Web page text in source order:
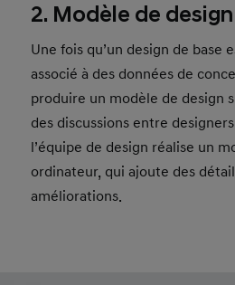
2. Modèle de
Une fois qu’un design de base
associé à des données de
produire un modèle de design
des discussions entre
l’équipe de design réalise un
ordinateur, qui ajoute des
améliorations.